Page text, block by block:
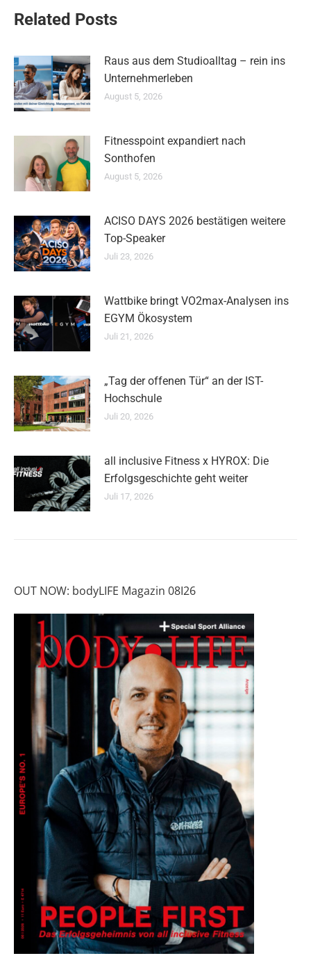
Related Posts
Raus aus dem Studioalltag – rein ins
Unternehmerleben
August 5, 2026
Fitnesspoint expandiert nach
Sonthofen
August 5, 2026
ACISO DAYS 2026 bestätigen weitere
Top-Speaker
Juli 23, 2026
Wattbike bringt VO2max-Analysen ins
EGYM Ökosystem
Juli 21, 2026
„Tag der offenen Tür“ an der IST-
Hochschule
Juli 20, 2026
all inclusive Fitness x HYROX: Die
Erfolgsgeschichte geht weiter
Juli 17, 2026
OUT NOW: bodyLIFE Magazin 08I26